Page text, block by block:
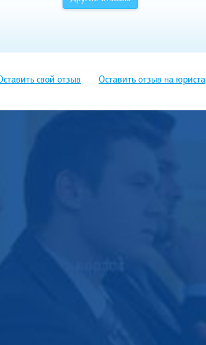
свой отзыв Оставить отзыв на юриста